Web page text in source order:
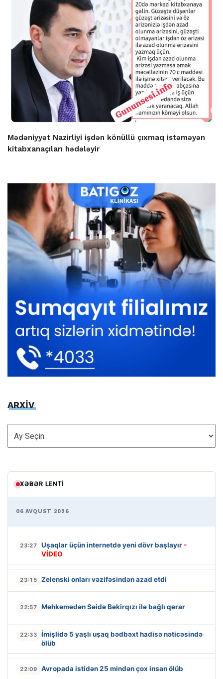
Mədəniyyət Nazirliyi işdən könüllü çıxmaq istəməyən
kitabxanaçıları hədələyir
ARXİV
ARXİV
XƏBƏR LENTI
06 AVQUST 2026
23:27 Uşaqlar üçün internetdə yeni dövr başlayır -
VİDEO
23:15 Zelenski onları vəzifəsindən azad etdi
22:57 Məhkəmədən Səidə Bəkirqızı ilə bağlı qərar
22:33
İmişlidə 5 yaşlı uşaq bədbəxt hadisə nəticəsində
ölüb
22:09 Avropada istidən 25 mindən çox insan ölüb